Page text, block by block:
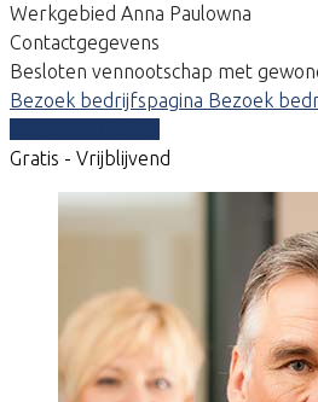
Werkgebied Anna Paulowna
Contactgegevens
Besloten vennootschap met
Bezoek bedrijfspagina Bezoek
Gratis - Vrijblijvend